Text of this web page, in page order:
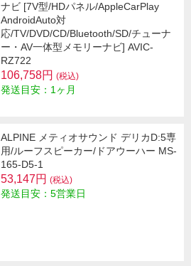
ナビ [7V型/HDパネル/AppleCarPlay
AndroidAuto対
応/TV/DVD/CD/Bluetooth/SD/チューナ
ー・AV一体型メモリーナビ] AVIC-
RZ722
106,758円 (税込)
発送目安：1ヶ月
ALPINE メティオサウンド デリカD:5専
用/ルーフスピーカー/ドアウーハー MS-
165-D5-1
53,147円 (税込)
発送目安：5営業日